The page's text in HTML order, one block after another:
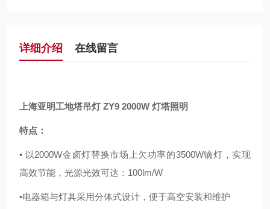
详细介绍 在线留言
上海亚明工地塔吊灯 ZY9 2000W 灯塔照明
特点：
• 以2000W金卤灯替换市场上欠功率的3500W镝灯，实现
高效节能，光源光效可达：100lm/W
•电器箱与灯具采用分体式设计，便于高空安装和维护